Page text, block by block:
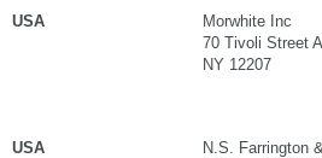
USA
Morwhite Inc
70 Tivoli Street
NY 12207
USA
N.S. Farrington